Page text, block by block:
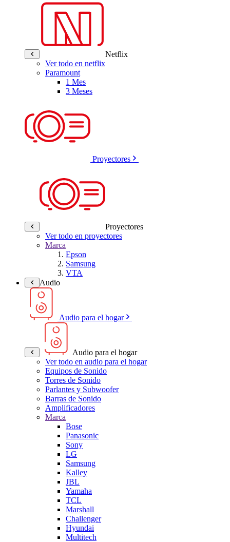
Netflix
Ver todo en netflix
Paramount
1 Mes
3 Meses
Proyectores
Proyectores
Ver todo en proyectores
Marca
Epson
Samsung
VTA
Audio
Audio para el hogar
Audio para el hogar
Ver todo en audio para el hogar
Equipos de Sonido
Torres de Sonido
Parlantes y Subwoofer
Barras de Sonido
Amplificadores
Marca
Bose
Panasonic
Sony
LG
Samsung
Kalley
JBL
Yamaha
TCL
Marshall
Challenger
Hyundai
Multitech